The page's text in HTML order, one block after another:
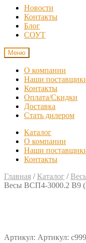
Новости
Контакты
Блог
СОУТ
Меню
О компании
Наши
Контакты
Оплата/Скидки
Доставка
Стать дилером
Каталог
О компании
Наши
Контакты
Главная / Каталог /
Весы ВСП4-3000.2 В9
Артикул: Артикул: